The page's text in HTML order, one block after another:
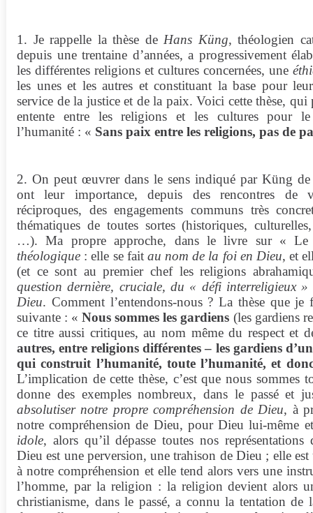
1. Je rappelle la thèse de Hans Küng, théologien
depuis une trentaine d’années, a progressivement
les différentes religions et cultures concernées, une
les unes et les autres et constituant la base pour
service de la justice et de la paix. Voici cette thèse, qui
entente entre les religions et les cultures pour
l’humanité : « Sans paix entre les religions, pas de
2. On peut œuvrer dans le sens indiqué par Küng de
ont leur importance, depuis des rencontres de
réciproques, des engagements communs très
thématiques de toutes sortes (historiques,
…). Ma propre approche, dans le livre sur « Le
théologique : elle se fait au nom de la foi en Dieu, et
(et ce sont au premier chef les religions
question dernière, cruciale, du « défi interreligieux »
Dieu. Comment l’entendons-nous ? La thèse que
suivante : «Nous sommes les gardiens (les gardiens
ce titre aussi critiques, au nom même du respect et
autres, entre religions différentes – les gardiens
qui construit l’humanité, toute l’humanité, et
L’implication de cette thèse, c’est que nous sommes
donne des exemples nombreux, dans le passé et
absolutiser notre propre compréhension de Dieu, à
notre compréhension de Dieu, pour Dieu lui-même
idole, alors qu’il dépasse toutes nos
Dieu est une perversion, une trahison de Dieu ; elle
à notre compréhension et elle tend alors vers une
l’homme, par la religion : la religion devient alors
christianisme, dans le passé, a connu la tentation de